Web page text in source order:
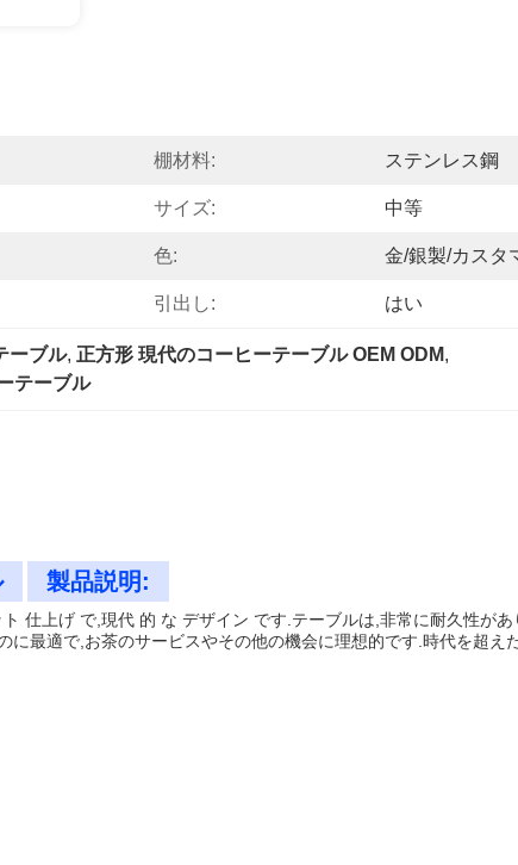
棚材料: ステンレス鋼
サイズ: 中等
色: 金/銀製/カスタ
引出し: はい
ーブル, 正方形 現代のコーヒーテーブル OEM ODM,
テーブル
製品説明:
仕上げ で,現代 的 な デザイン です.テーブルは,非常に耐久性が
最適で,お茶のサービスやその他の機会に理想的です.時代を超